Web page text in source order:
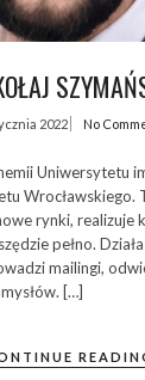
2022 No
Uniwersytetu
Wrocławskiego.
rynki, realizuje
pełno.
mailingi,
[…]